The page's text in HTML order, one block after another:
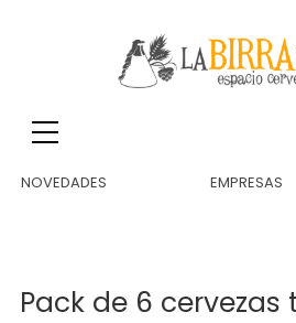
NOVEDADES EMPRESAS
Pack de 6